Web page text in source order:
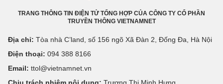
TRANG THÔNG TIN ĐIỆN TỬ TỔNG HỢP CỦA CÔNG TY CỔ PHẦN
TRUYỀN THÔNG VIETNAMNET
Địa chỉ: Tòa nhà C’land, số 156 ngõ Xã Đàn 2, Đống Đa, Hà Nội
Điện thoại: 094 388 8166
Email: ttol@vietnamnet.vn